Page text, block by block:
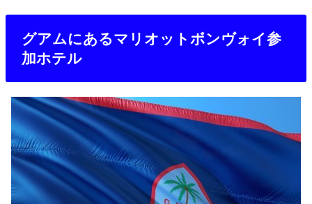
グアムにあるマリオットボンヴォイ参
加ホテル